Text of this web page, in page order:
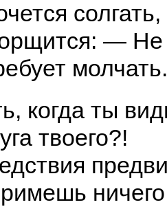
солгать,
—
молчать.
когда ты
твоего?!